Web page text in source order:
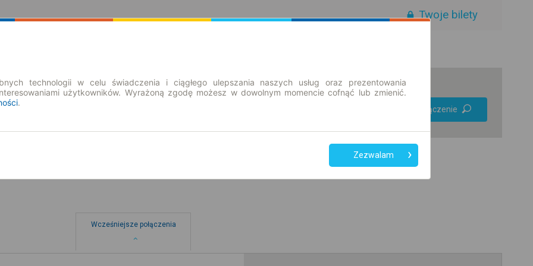
Twoje bilety
Znajdź połączenie
Wcześniejsze połączenia
technologii w celu świadczenia i ciągłego ulepszania naszych usług oraz prezentowania
użytkowników. Wyrażoną zgodę możesz w dowolnym momencie cofnąć lub zmienić.
.
Zezwalam